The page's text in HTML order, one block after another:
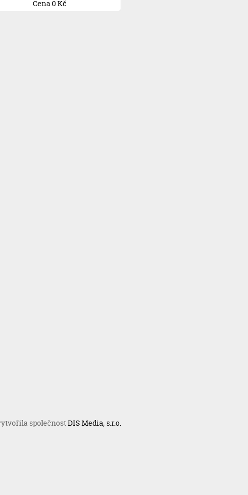
Cena 0 Kč
společnostDIS Media, s.r.o.